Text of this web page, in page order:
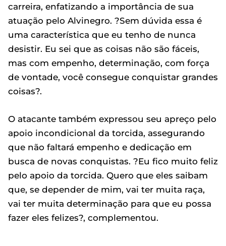
carreira, enfatizando a importância de sua
atuação pelo Alvinegro. ?Sem dúvida essa é
uma característica que eu tenho de nunca
desistir. Eu sei que as coisas não são fáceis,
mas com empenho, determinação, com força
de vontade, você consegue conquistar grandes
coisas?.
O atacante também expressou seu apreço pelo
apoio incondicional da torcida, assegurando
que não faltará empenho e dedicação em
busca de novas conquistas. ?Eu fico muito feliz
pelo apoio da torcida. Quero que eles saibam
que, se depender de mim, vai ter muita raça,
vai ter muita determinação para que eu possa
fazer eles felizes?, complementou.